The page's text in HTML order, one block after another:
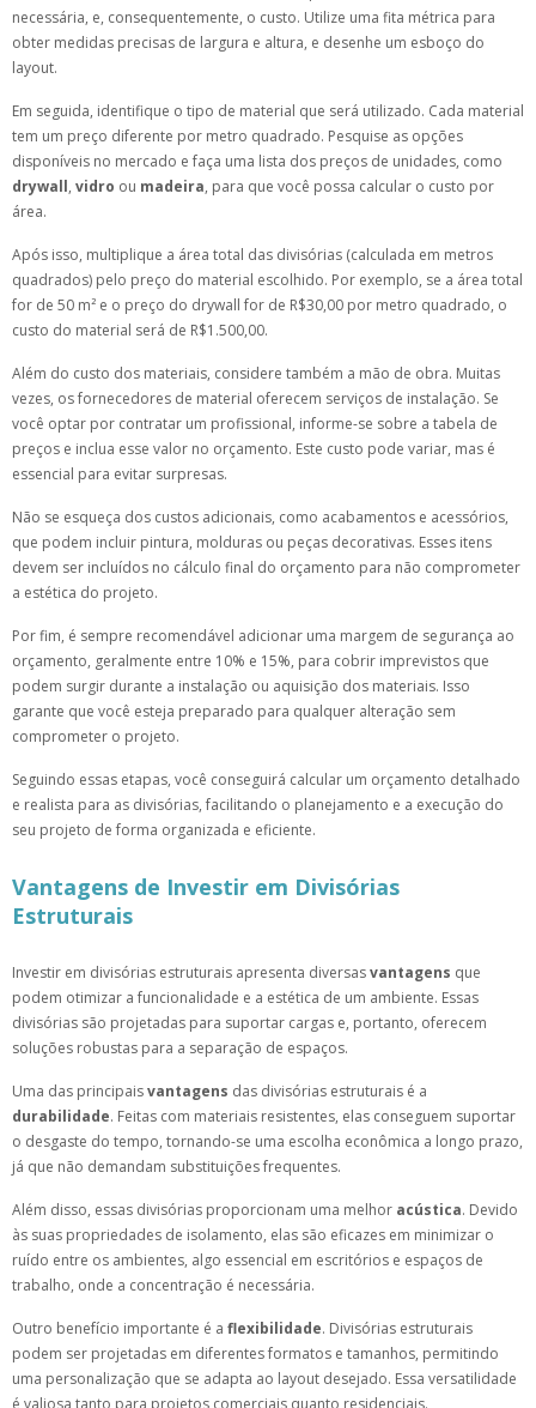
necessária, e, consequentemente, o custo. Utilize uma fita métrica para
obter medidas precisas de largura e altura, e desenhe um esboço do
layout.
Em seguida, identifique o tipo de material que será utilizado. Cada material
tem um preço diferente por metro quadrado. Pesquise as opções
disponíveis no mercado e faça uma lista dos preços de unidades, como
drywall, vidro ou madeira, para que você possa calcular o custo por
área.
Após isso, multiplique a área total das divisórias (calculada em metros
quadrados) pelo preço do material escolhido. Por exemplo, se a área total
for de 50 m² e o preço do drywall for de R$30,00 por metro quadrado, o
custo do material será de R$1.500,00.
Além do custo dos materiais, considere também a mão de obra. Muitas
vezes, os fornecedores de material oferecem serviços de instalação. Se
você optar por contratar um profissional, informe-se sobre a tabela de
preços e inclua esse valor no orçamento. Este custo pode variar, mas é
essencial para evitar surpresas.
Não se esqueça dos custos adicionais, como acabamentos e acessórios,
que podem incluir pintura, molduras ou peças decorativas. Esses itens
devem ser incluídos no cálculo final do orçamento para não comprometer
a estética do projeto.
Por fim, é sempre recomendável adicionar uma margem de segurança ao
orçamento, geralmente entre 10% e 15%, para cobrir imprevistos que
podem surgir durante a instalação ou aquisição dos materiais. Isso
garante que você esteja preparado para qualquer alteração sem
comprometer o projeto.
Seguindo essas etapas, você conseguirá calcular um orçamento detalhado
e realista para as divisórias, facilitando o planejamento e a execução do
seu projeto de forma organizada e eficiente.
Vantagens de Investir em Divisórias
Estruturais
Investir em divisórias estruturais apresenta diversasvantagens que
podem otimizar a funcionalidade e a estética de um ambiente. Essas
divisórias são projetadas para suportar cargas e, portanto, oferecem
soluções robustas para a separação de espaços.
Uma das principaisvantagens das divisórias estruturais é a
durabilidade. Feitas com materiais resistentes, elas conseguem suportar
o desgaste do tempo, tornando-se uma escolha econômica a longo prazo,
já que não demandam substituições frequentes.
Além disso, essas divisórias proporcionam uma melhor acústica. Devido
às suas propriedades de isolamento, elas são eficazes em minimizar o
ruído entre os ambientes, algo essencial em escritórios e espaços de
trabalho, onde a concentração é necessária.
Outro benefício importante é a flexibilidade. Divisórias estruturais
podem ser projetadas em diferentes formatos e tamanhos, permitindo
uma personalização que se adapta ao layout desejado. Essa versatilidade